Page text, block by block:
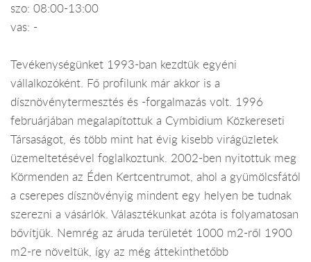
szo: 08:00-13:00
vas: -
Tevékenységünket 1993-ban kezdtük egyéni
vállalkozóként. Fő profilunk már akkor is a
dísznövénytermesztés és -forgalmazás volt. 1996
februárjában megalapítottuk a Cymbidium Közkereseti
Társaságot, és több mint hat évig kisebb virágüzletek
üzemeltetésével foglalkoztunk. 2002-ben nyitottuk meg
Körmenden az Éden Kertcentrumot, ahol a gyümölcsfától
a cserepes dísznövényig mindent egy helyen be tudnak
szerezni a vásárlók. Választékunkat azóta is folyamatosan
bővítjük. Nemrég az áruda területét 1000 m2-ről 1900
m2-re növeltük, így az még áttekinthetőbb